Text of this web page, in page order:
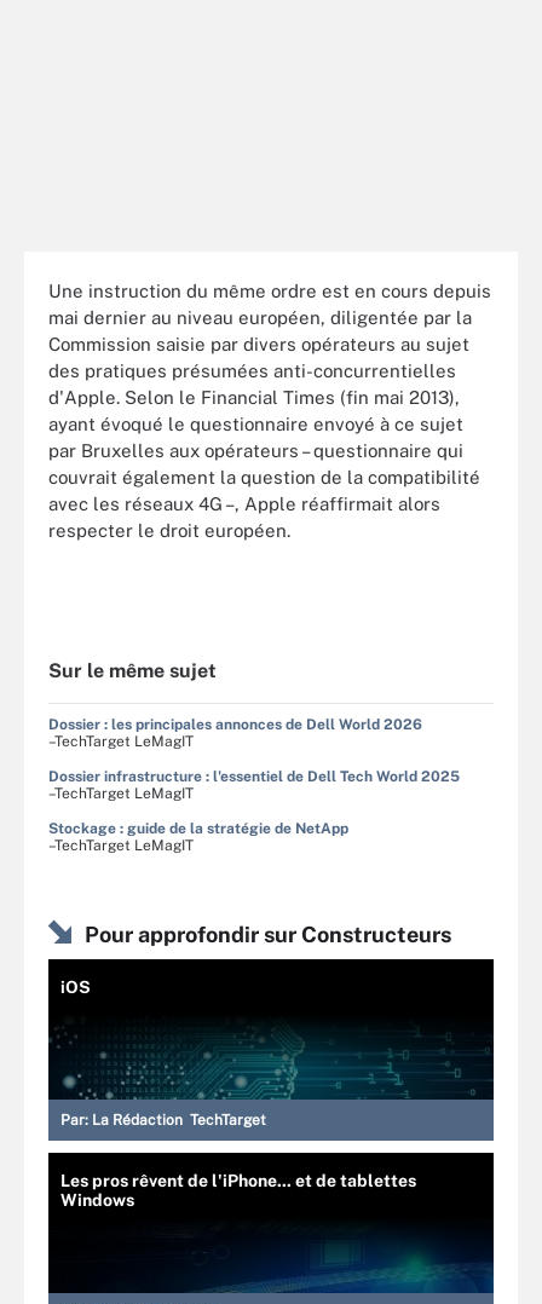
Une instruction du même ordre est en cours depuis
mai dernier au niveau européen, diligentée par la
Commission saisie par divers opérateurs au sujet
des pratiques présumées anti-concurrentielles
d'Apple. Selon le Financial Times (fin mai 2013),
ayant évoqué le questionnaire envoyé à ce sujet
par Bruxelles aux opérateurs – questionnaire qui
couvrait également la question de la compatibilité
avec les réseaux 4G –, Apple réaffirmait alors
respecter le droit européen.
Sur le même sujet
Dossier : les principales annonces de Dell World 2026
–TechTarget LeMagIT
Dossier infrastructure : l'essentiel de Dell Tech World 2025
–TechTarget LeMagIT
Stockage : guide de la stratégie de NetApp
–TechTarget LeMagIT
Pour approfondir sur Constructeurs
iOS
Par: La Rédaction TechTarget
Les pros rêvent de l'iPhone... et de tablettes
Windows